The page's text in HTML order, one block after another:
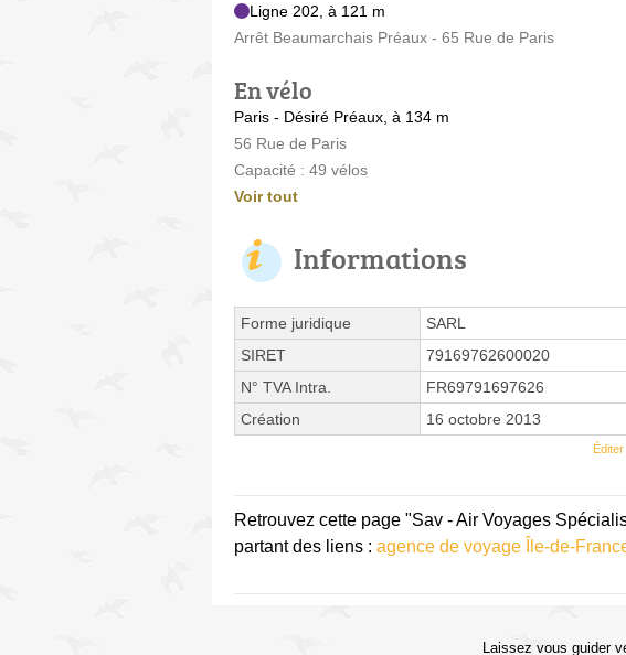
Ligne 202, à 121 m
Arrêt Beaumarchais Préaux - 65 Rue de Paris
En vélo
Paris - Désiré Préaux, à 134 m
56 Rue de Paris
Capacité : 49 vélos
Voir tout
Informations
Forme juridique
SARL
SIRET
79169762600020
N° TVA Intra.
FR69791697626
Création
16 octobre 2013
Retrouvez cette page "Sav - Air Voyages
partant des liens : agence de voyage Île-de-
Laissez vous guider